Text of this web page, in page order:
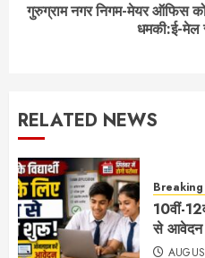
Next
गुरुग्राम नगर निगम-मेयर ऑफिस
धमकी:ई-मेल
RELATED NEWS
10वीं-
से आवेदन